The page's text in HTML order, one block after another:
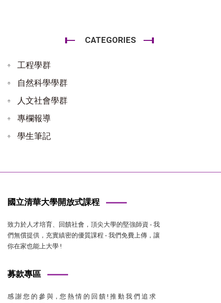
CATEGORIES
工程學群
自然科學學群
人文社會學群
專欄報導
學生筆記
國立清華大學開放式課程
致力於人才培育、回饋社會，頂尖大學的堅強師資 - 我
們無償提供，充實縝密的優質課程 - 我們免費上傳，讓
你在家也能上大學 !
募款專區
感 謝 您 的 參 與，您 熱 情 的 回 饋 ! 推 動 我 們 追 求